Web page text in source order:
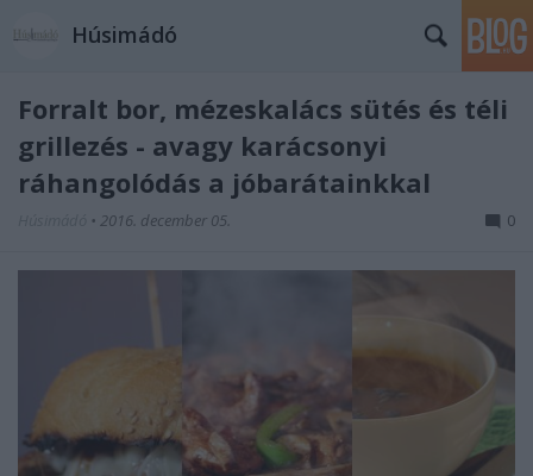
Húsimádó
Forralt bor, mézeskalács sütés és téli
grillezés - avagy karácsonyi
ráhangolódás a jóbarátainkkal
• 2016. december 05. 0